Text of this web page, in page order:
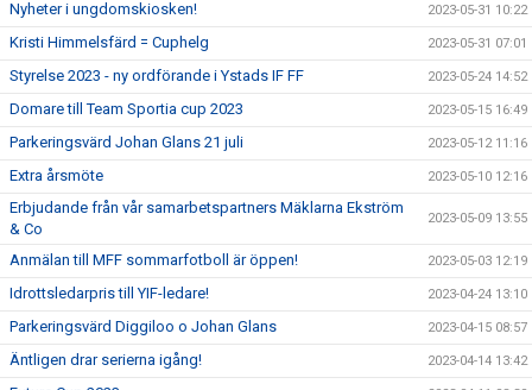
Nyheter i ungdomskiosken! 2023-05-31 10:22
Kristi Himmelsfärd = Cuphelg 2023-05-31 07:01
Styrelse 2023 - ny ordförande i Ystads IF FF 2023-05-24 14:52
Domare till Team Sportia cup 2023 2023-05-15 16:49
Parkeringsvärd Johan Glans 21 juli 2023-05-12 11:16
Extra årsmöte 2023-05-10 12:16
Erbjudande från vår samarbetspartners Mäklarna Ekström
& Co
2023-05-09 13:55
Anmälan till MFF sommarfotboll är öppen! 2023-05-03 12:19
Idrottsledarpris till YIF-ledare! 2023-04-24 13:10
Parkeringsvärd Diggiloo o Johan Glans 2023-04-15 08:57
Äntligen drar serierna igång! 2023-04-14 13:42